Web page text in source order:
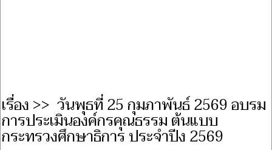
เรื่อง >> วันพุธที่ 25 กุมภาพันธ์ 2569 อบรม
การประเมินองค์กรคุณธรรม ต้นแบบ
กระทรวงศึกษาธิการ ประจำปีง 2569